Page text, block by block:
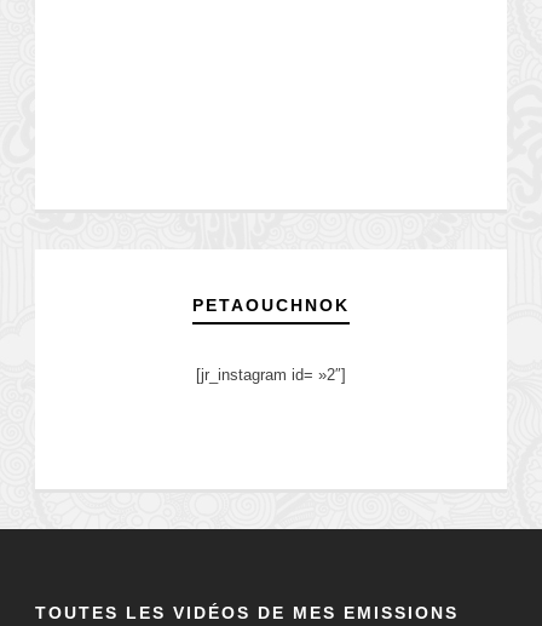
PETAOUCHNOK
[jr_instagram id= »2″]
TOUTES LES VIDÉOS DE MES EMISSIONS